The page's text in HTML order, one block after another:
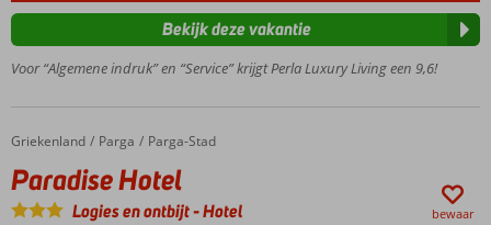
luxueuze
kamers
Beach en
Voor “Algemene indruk” en “Service” krijgt Perla Luxury Living een 9,6!
Bekijk deze vakantie
Home
Griekenland Parga Parga-Stad
Paradise Hotel
Paradise Hotel
Logies en ontbijt-Hotel bewaar